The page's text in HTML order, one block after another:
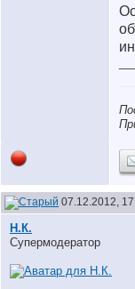
07.12.2012,
Н.К.
Супермодератор